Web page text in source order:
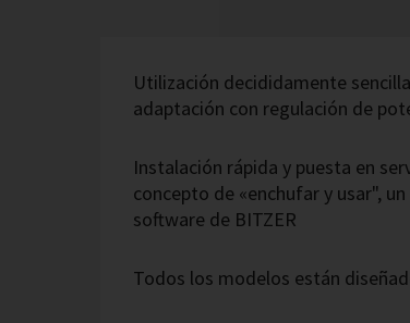
Utilización decididamente
adaptación con regulación de
Instalación rápida y puesta en
concepto de «enchufar y usar",
software de BITZER
Todos los modelos están